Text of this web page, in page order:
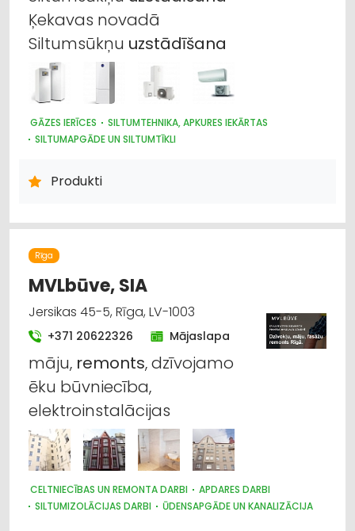
Ķekavas novadā
Siltumsūkņu uzstādīšana
GĀZES IERĪCES
SILTUMTEHNIKA, APKURES IEKĀRTAS
SILTUMAPGĀDE UN SILTUMTĪKLI
ENERĢIJA: ALTERNATĪVĀ
Produkti
Rīga
MVLbūve, SIA
Jersikas 45-5, Rīga, LV-1003
+371 20622326 Mājaslapa
māju, remonts, dzīvojamo
ēku būvniecība,
elektroinstalācijas
CELTNIECĪBAS UN REMONTA DARBI
APDARES DARBI
SILTUMIZOLĀCIJAS DARBI
ŪDENSAPGĀDE UN KANALIZĀCIJA